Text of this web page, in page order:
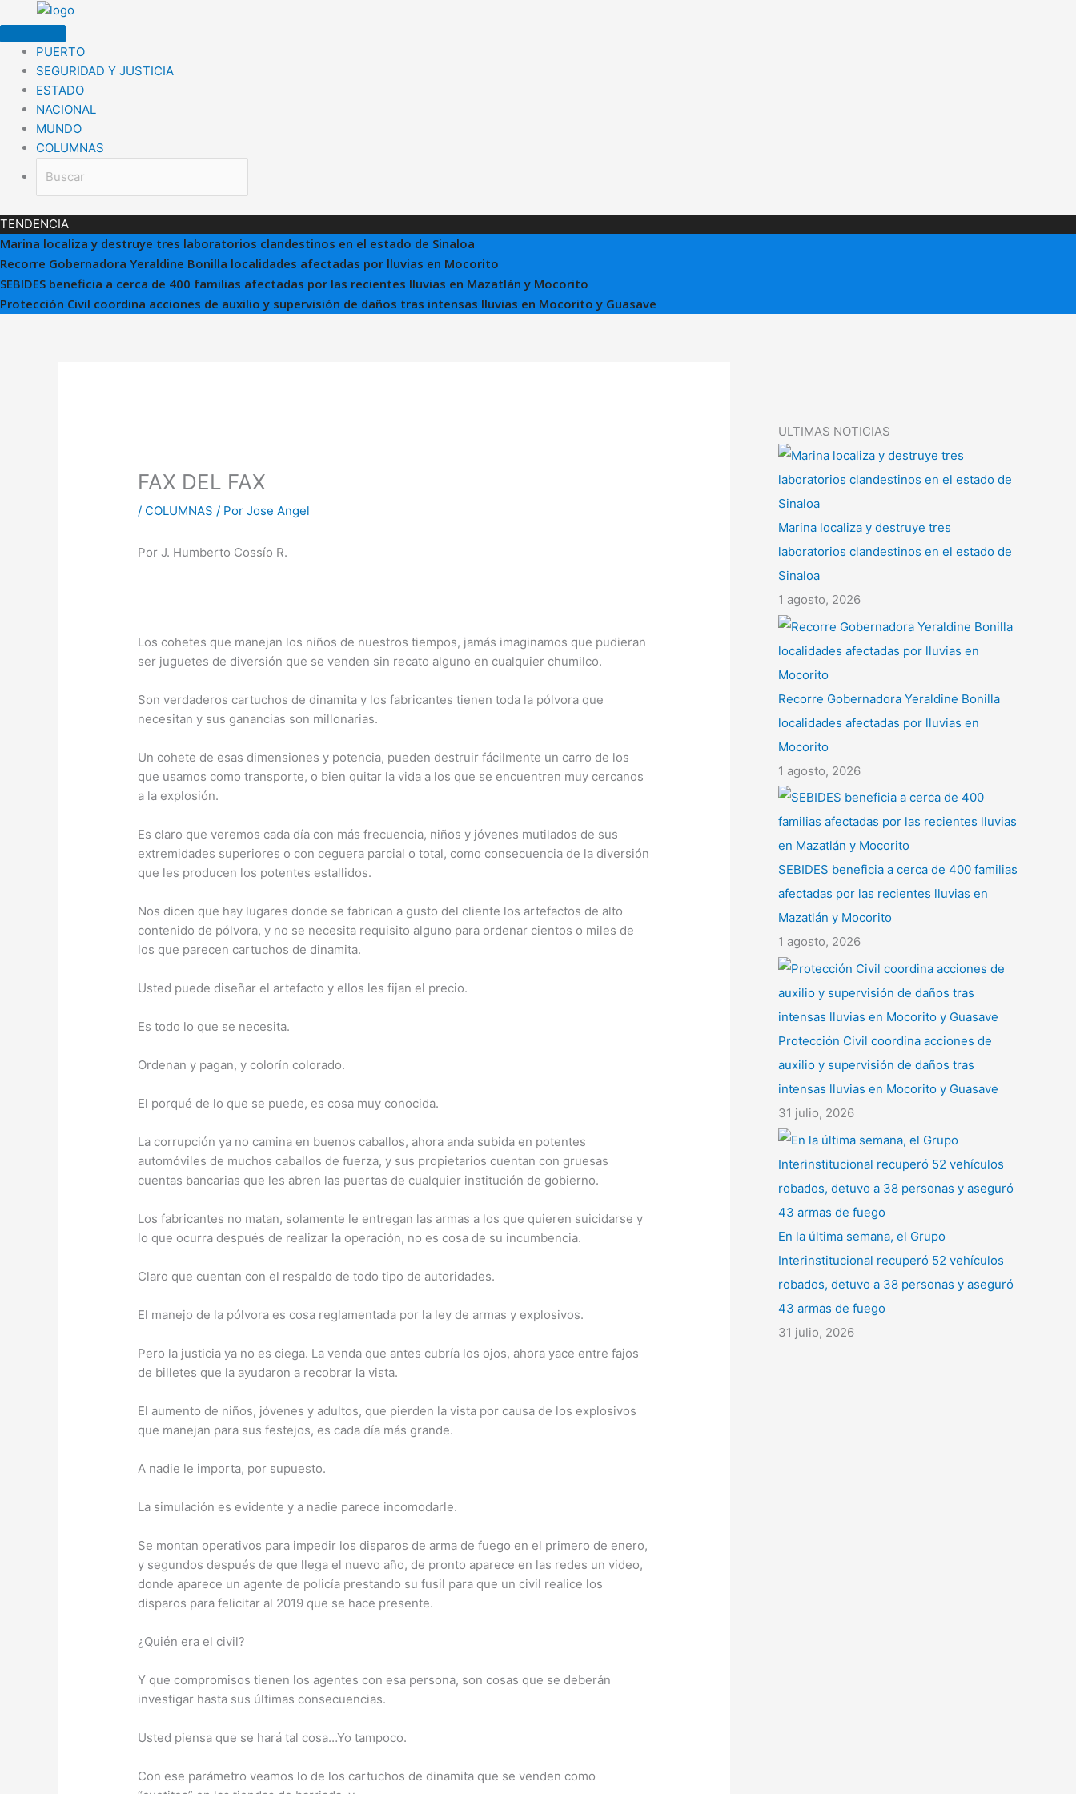
al
contenidoPUERTO
SEGURIDAD Y JUSTICIA
ESTADO
NACIONAL
MUNDO
COLUMNAS
TENDENCIA
Marina localiza y destruye tres laboratorios clandestinos en el estado de Sinaloa
Recorre Gobernadora Yeraldine Bonilla localidades afectadas por lluvias en Mocorito
SEBIDES beneficia a cerca de 400 familias afectadas por las recientes lluvias en Mazatlán y Mocorito
Protección Civil coordina acciones de auxilio y supervisión de daños tras intensas lluvias en Mocorito y Guasave
FAX DEL FAX
/ COLUMNAS / PorJose Angel
Por J. Humberto Cossío R.
Los cohetes que manejan los niños de nuestros tiempos, jamás imaginamos que pudieran
ser juguetes de diversión que se venden sin recato alguno en cualquier chumilco.
Son verdaderos cartuchos de dinamita y los fabricantes tienen toda la pólvora que
necesitan y sus ganancias son millonarias.
Un cohete de esas dimensiones y potencia, pueden destruir fácilmente un carro de los
que usamos como transporte, o bien quitar la vida a los que se encuentren muy cercanos
a la explosión.
Es claro que veremos cada día con más frecuencia, niños y jóvenes mutilados de sus
extremidades superiores o con ceguera parcial o total, como consecuencia de la diversión
que les producen los potentes estallidos.
Nos dicen que hay lugares donde se fabrican a gusto del cliente los artefactos de alto
contenido de pólvora, y no se necesita requisito alguno para ordenar cientos o miles de
los que parecen cartuchos de dinamita.
Usted puede diseñar el artefacto y ellos les fijan el precio.
Es todo lo que se necesita.
Ordenan y pagan, y colorín colorado.
El porqué de lo que se puede, es cosa muy conocida.
La corrupción ya no camina en buenos caballos, ahora anda subida en potentes
automóviles de muchos caballos de fuerza, y sus propietarios cuentan con gruesas
cuentas bancarias que les abren las puertas de cualquier institución de gobierno.
Los fabricantes no matan, solamente le entregan las armas a los que quieren suicidarse y
lo que ocurra después de realizar la operación, no es cosa de su incumbencia.
Claro que cuentan con el respaldo de todo tipo de autoridades.
El manejo de la pólvora es cosa reglamentada por la ley de armas y explosivos.
Pero la justicia ya no es ciega. La venda que antes cubría los ojos, ahora yace entre fajos
de billetes que la ayudaron a recobrar la vista.
El aumento de niños, jóvenes y adultos, que pierden la vista por causa de los explosivos
que manejan para sus festejos, es cada día más grande.
A nadie le importa, por supuesto.
La simulación es evidente y a nadie parece incomodarle.
Se montan operativos para impedir los disparos de arma de fuego en el primero de enero,
y segundos después de que llega el nuevo año, de pronto aparece en las redes un video,
donde aparece un agente de policía prestando su fusil para que un civil realice los
disparos para felicitar al 2019 que se hace presente.
¿Quién era el civil?
Y que compromisos tienen los agentes con esa persona, son cosas que se deberán
investigar hasta sus últimas consecuencias.
Usted piensa que se hará tal cosa…Yo tampoco.
Con ese parámetro veamos lo de los cartuchos de dinamita que se venden como
ULTIMAS NOTICIAS
Marina localiza y destruye tres
laboratorios clandestinos en el estado de
Sinaloa
1 agosto, 2026
Recorre Gobernadora Yeraldine Bonilla
localidades afectadas por lluvias en
Mocorito
1 agosto, 2026
SEBIDES beneficia a cerca de 400 familias
afectadas por las recientes lluvias en
Mazatlán y Mocorito
1 agosto, 2026
Protección Civil coordina acciones de
auxilio y supervisión de daños tras
intensas lluvias en Mocorito y Guasave
31 julio, 2026
En la última semana, el Grupo
Interinstitucional recuperó 52 vehículos
robados, detuvo a 38 personas y aseguró
43 armas de fuego
31 julio, 2026